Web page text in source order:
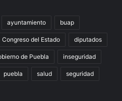
ayuntamiento buap
Congreso del Estado diputados
de Puebla inseguridad
puebla salud seguridad